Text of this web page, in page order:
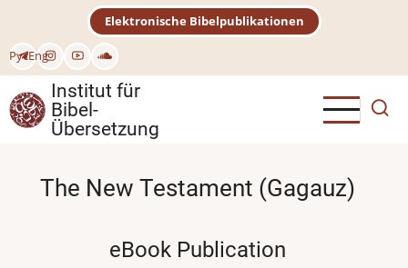
Inhalt
РусEng
Elektronische Bibelpublikationen
Institut für
Bibel-
Übersetzung
The New Testament (Gagauz)
eBook Publication